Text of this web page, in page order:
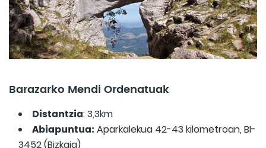
Barazarko Mendi Ordenatuak
Distantzia: 3,3km
Abiapuntua: Aparkalekua 42-43 kilometroan, BI-
3452 (Bizkaia)